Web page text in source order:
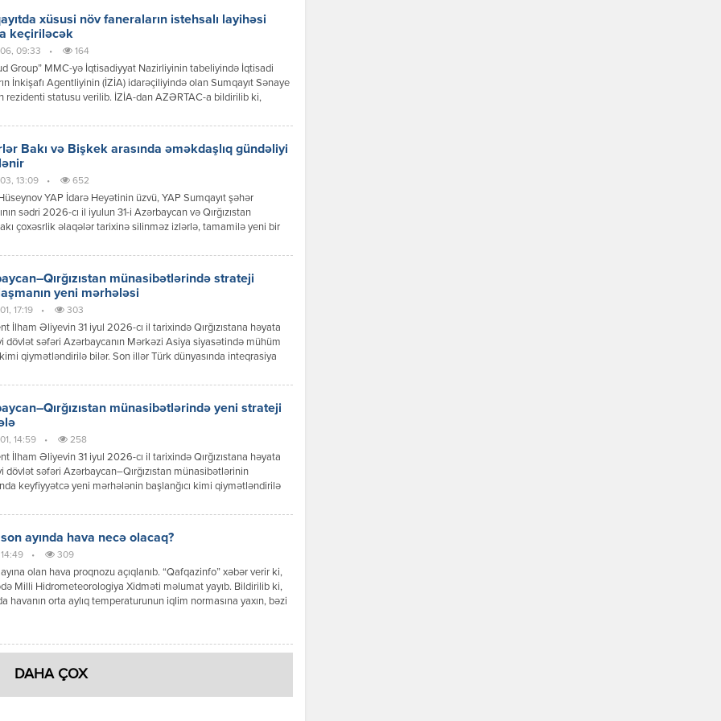
xüsusi növ faneraların istehsalı layihəsi
keçiriləcək
09:33 • 164
Group” MMC-yə İqtisadiyyat Nazirliyinin tabeliyində İqtisadi
İnkişafı Agentliyinin (İZİA) idarəçiliyində olan Sumqayıt Sənaye
rezidenti statusu verilib. İZİA-dan AZƏRTAC-a bildirilib ki,
çərçivəsində 100-dən çox iş yerinin yaradılması nəzərdə tutulur.
Bakı və Bişkek arasında əməkdaşlıq gündəliyi
13:09 • 652
YAP İdarə Heyətinin üzvü, YAP Sumqayıt şəhər
sədri 2026-cı il iyulun 31-i Azərbaycan və Qırğızıstan
çoxəsrlik əlaqələr tarixinə silinməz izlərlə, tamamilə yeni bir
Respublikasının Prezidenti İlham Əliyevin Qırğız
icrası deyildi; bu, ortaq köklərə, […]münasibətlərində strateji
yeni mərhələsi
17:19 • 303
İlham Əliyevin 31 iyul 2026-cı il tarixində Qırğızıstana həyata
dövlət səfəri Azərbaycanın Mərkəzi Asiya siyasətində mühüm
qiymətləndirilə bilər. Son illər Türk dünyasında inteqrasiya
də yeni məzmun qazanır. Dövlət başçılarının görüşü zamanı
[…]
münasibətlərində yeni strateji
14:59 • 258
İlham Əliyevin 31 iyul 2026-cı il tarixində Qırğızıstana həyata
dövlət səfəri Azərbaycan–Qırğızıstan münasibətlərinin
keyfiyyətcə yeni mərhələnin başlanğıcı kimi qiymətləndirilə
qəbul edilən qərarlar və verilən siyasi mesajlar göstərir ki,
səviyyəsinə yüksəltmək əzmindədir. Prezident İlham Əliyevin
münasibətləri […]
son ayında hava necə olacaq?
• 309
olan hava proqnozu açıqlanıb. “Qafqazinfo” xəbər verir ki,
Milli Hidrometeorologiya Xidməti məlumat yayıb. Bildirilib ki,
havanın orta aylıq temperaturunun iqlim normasına yaxın, bəzi
ölkə ərazisində əksər rayonlarda əsasən yağmursuz hava […]
DAHA ÇOX